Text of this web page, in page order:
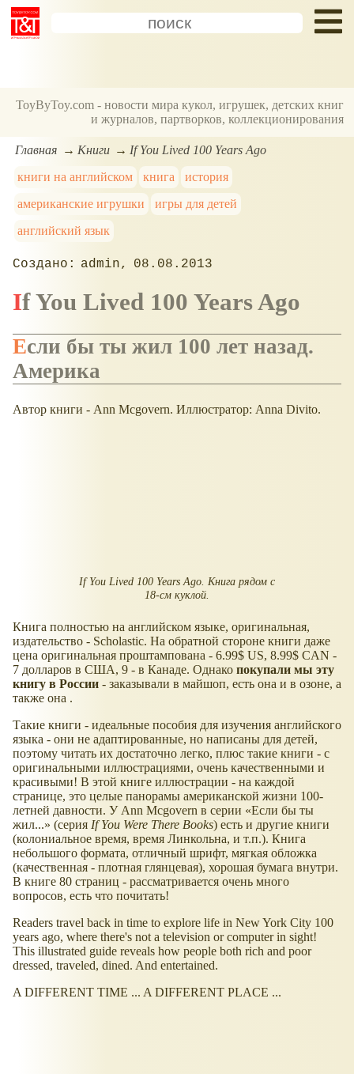
ToyByToy.com - новости мира кукол, игрушек, детских книг
и журналов, партворков, коллекционирования
Главная Книги
If You Lived 100 Years Ago
книги на английском
книга
история
американские игрушки
игры для детей
английский язык
admin 08.08.2013
If You Lived 100 Years Ago
Если бы ты жил 100 лет назад.
Америка
Автор книги - Ann Mcgovern. Иллюстратор: Anna Divito.
If You Lived 100 Years Ago. Книга рядом с
18-см куклой.
Книга полностью на английском языке, оригинальная,
издательство - Scholastic. На обратной стороне книги даже
цена оригинальная проштампована - 6.99$ US, 8.99$ CAN -
7 долларов в США, 9 - в Канаде. Однако покупали мы эту
книгу в России - заказывали в майшоп, есть она и в озоне, а
также она .
Такие книги - идеальные пособия для изучения английского
языка - они не адаптированные, но написаны для детей,
поэтому читать их достаточно легко, плюс такие книги - с
оригинальными иллюстрациями, очень качественными и
красивыми! В этой книге иллюстрации - на каждой
странице, это целые панорамы американской жизни 100-
летней давности. У Ann Mcgovern в серии
Если бы ты
жил...
(серия If You Were There Books) есть и другие книги
(колониальное время, время Линкольна, и т.п.). Книга
небольшого формата, отличный шрифт, мягкая обложка
(качественная - плотная глянцевая), хорошая бумага внутри.
В книге 80 страниц - рассматривается очень много
вопросов, есть что почитать!
Readers travel back in time to explore life in New York City 100
years ago, where there's not a television or computer in sight!
This illustrated guide reveals how people both rich and poor
dressed, traveled, dined. And entertained.
A DIFFERENT TIME ... A DIFFERENT PLACE ...